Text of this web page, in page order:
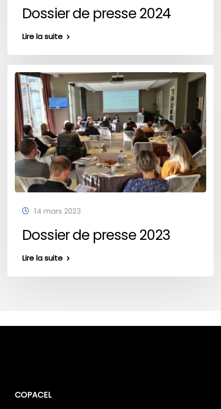
Dossier de presse 2024
Lire la suite
14 mars 2023
Dossier de presse 2023
Lire la suite
COPACEL